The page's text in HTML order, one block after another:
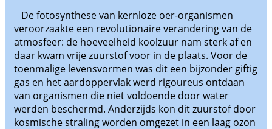
De fotosynthese van kernloze oer-organismen
veroorzaakte een revolutionaire verandering van de
atmosfeer: de hoeveelheid koolzuur nam sterk af en
daar kwam vrije zuurstof voor in de plaats. Voor de
toenmalige levensvormen was dit een bijzonder giftig
gas en het aardoppervlak werd rigoureus ontdaan
van organismen die niet voldoende door water
werden beschermd. Anderzijds kon dit zuurstof door
kosmische straling worden omgezet in een laag ozon